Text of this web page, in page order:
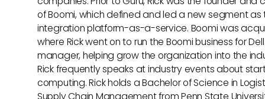
of Boomi, which defined and led a new segment
integration platform-as-a-service. Boomi was
where Rick went on to run the Boomi business for
manager, helping grow the organization into the
Rick frequently speaks at industry events about
computing. Rick holds a Bachelor of Science in
Supply Chain Management from Penn State